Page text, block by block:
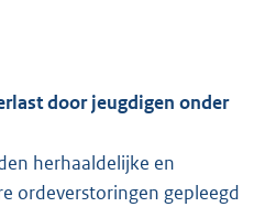
door jeugdigen onder
herhaaldelijke en
ordeverstoringen gepleegd